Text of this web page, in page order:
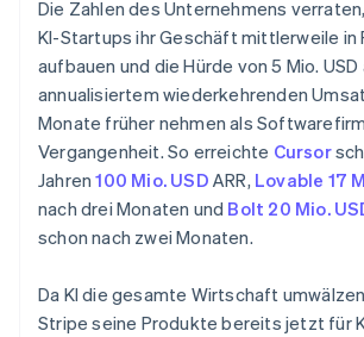
Die Zahlen des Unternehmens
KI-Startups ihr Geschäft mittlerweile in
aufbauen und die Hürde von 5 Mio. USD
annualisiertem wiederkehrenden
Monate früher nehmen als
Vergangenheit. So erreichte Cursor
Jahren100 Mio. USD ARR, Lovable 17
nach drei Monaten und Bolt 20 Mio.
schon nach zwei Monaten.
Da KI die gesamte Wirtschaft
Stripe seine Produkte bereits jetzt für
Indien
English
Irland
English
Italien
ItalianoEnglish
Japan
日本語English
Kanada
EnglishFrançais
Lettland
English